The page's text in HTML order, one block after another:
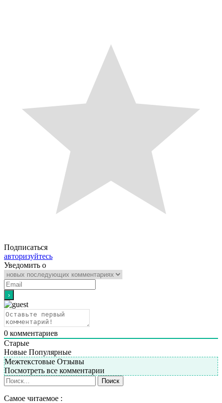
Подписаться
авторизуйтесь
Уведомить о
0 комментариев
Старые
Новые Популярные
Межтекстовые Отзывы
Посмотреть все комментарии
Самое читаемое :